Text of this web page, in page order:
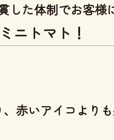
した体制でお客様
ニトマト！
赤いアイコより